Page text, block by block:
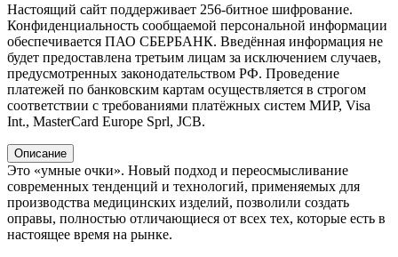
Настоящий сайт поддерживает 256-битное шифрование.
Конфиденциальность сообщаемой персональной информации
обеспечивается ПАО СБЕРБАНК. Введённая информация не
будет предоставлена третьим лицам за исключением случаев,
предусмотренных законодательством РФ. Проведение
платежей по банковским картам осуществляется в строгом
соответствии с требованиями платёжных систем МИР, Visa
Int., MasterCard Europe Sprl, JCB.
Описание
Это «умные очки». Новый подход и переосмысливание
современных тенденций и технологий, применяемых для
производства медицинских изделий, позволили создать
оправы, полностью отличающиеся от всех тех, которые есть в
настоящее время на рынке.